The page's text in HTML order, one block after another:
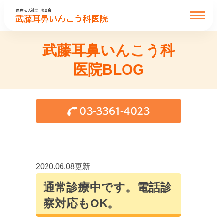
武藤耳鼻いんこう科
医院BLOG
2020.06.08更新
通常診療中です。電話診
察対応もOK。